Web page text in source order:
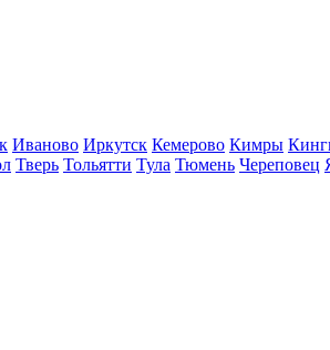
Иваново Иркутск Кемерово Кимры
Тверь Тольятти Тула Тюмень Череповец